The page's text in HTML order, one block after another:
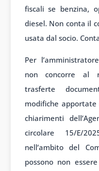
fiscali se benzina,
diesel. Non conta il
usata dal socio.
Per
non concorre al
trasferte
modifiche
chiarimenti
circolare 15/E/
nell’ambito del
possono non